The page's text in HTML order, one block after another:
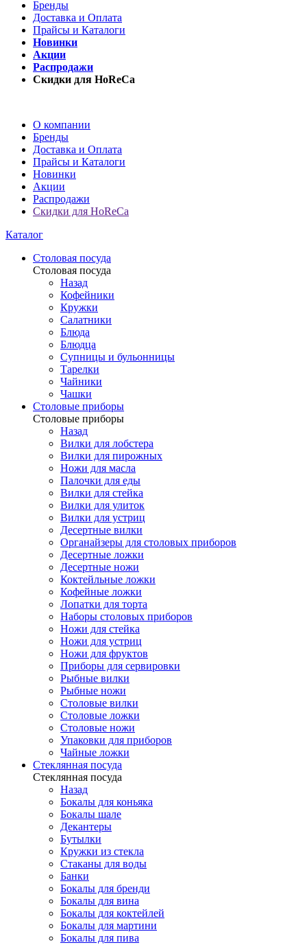
Бренды
Доставка и Оплата
Прайсы и Каталоги
Новинки
Акции
Распродажи
Скидки для HoReCa
О компании
Бренды
Доставка и Оплата
Прайсы и Каталоги
Новинки
Акции
Распродажи
Скидки для HoReCa
Каталог
Столовая посуда
Столовая посуда
Назад
Кофейники
Кружки
Салатники
Блюда
Блюдца
Супницы и бульонницы
Тарелки
Чайники
Чашки
Cтоловые приборы
Cтоловые приборы
Назад
Вилки для лобстера
Вилки для пирожных
Ножи для масла
Палочки для еды
Вилки для стейка
Вилки для улиток
Вилки для устриц
Десертные вилки
Органайзеры для столовых приборов
Десертные ложки
Десертные ножи
Коктейльные ложки
Кофейные ложки
Лопатки для торта
Наборы столовых приборов
Ножи для стейка
Ножи для устриц
Ножи для фруктов
Приборы для сервировки
Рыбные вилки
Рыбные ножи
Столовые вилки
Столовые ложки
Столовые ножи
Упаковки для приборов
Чайные ложки
Стеклянная посуда
Стеклянная посуда
Назад
Бокалы для коньяка
Бокалы шале
Декантеры
Бутылки
Кружки из стекла
Стаканы для воды
Банки
Бокалы для бренди
Бокалы для вина
Бокалы для коктейлей
Бокалы для мартини
Бокалы для пива